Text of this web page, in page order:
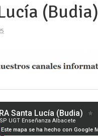
(Budia)